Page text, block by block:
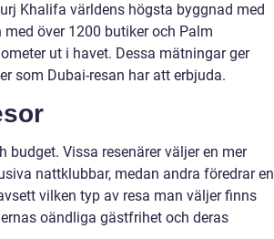
Khalifa världens högsta byggnad med
över 1200 butiker och Palm
ut i havet. Dessa mätningar ger
som Dubai-resan har att erbjuda.
budget. Vissa resenärer väljer en mer
nattklubbar, medan andra föredrar en
vilken typ av resa man väljer finns
oändliga gästfrihet och deras